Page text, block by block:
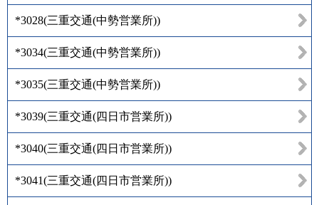
*3028(三重交通(中勢営業所))
*3034(三重交通(中勢営業所))
*3035(三重交通(中勢営業所))
*3039(三重交通(四日市営業所))
*3040(三重交通(四日市営業所))
*3041(三重交通(四日市営業所))